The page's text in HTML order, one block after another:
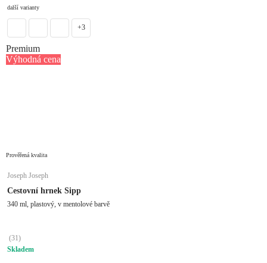
další varianty
+3
Premium
Výhodná cena
Prověřená kvalita
Joseph Joseph
Cestovní hrnek Sipp
340 ml, plastový, v mentolové barvě
(31)
Skladem